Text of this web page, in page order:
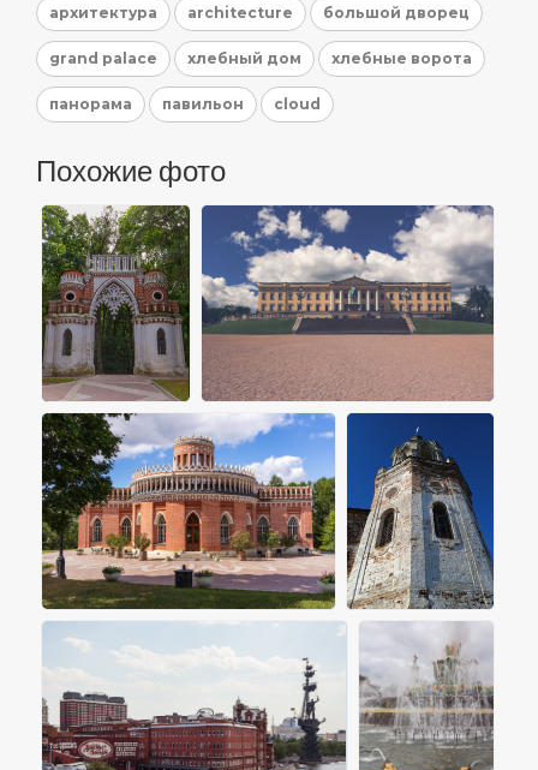
архитектура architecture большой дворец
grand palace хлебный дом хлебные ворота
панорама павильон cloud
Похожие фото